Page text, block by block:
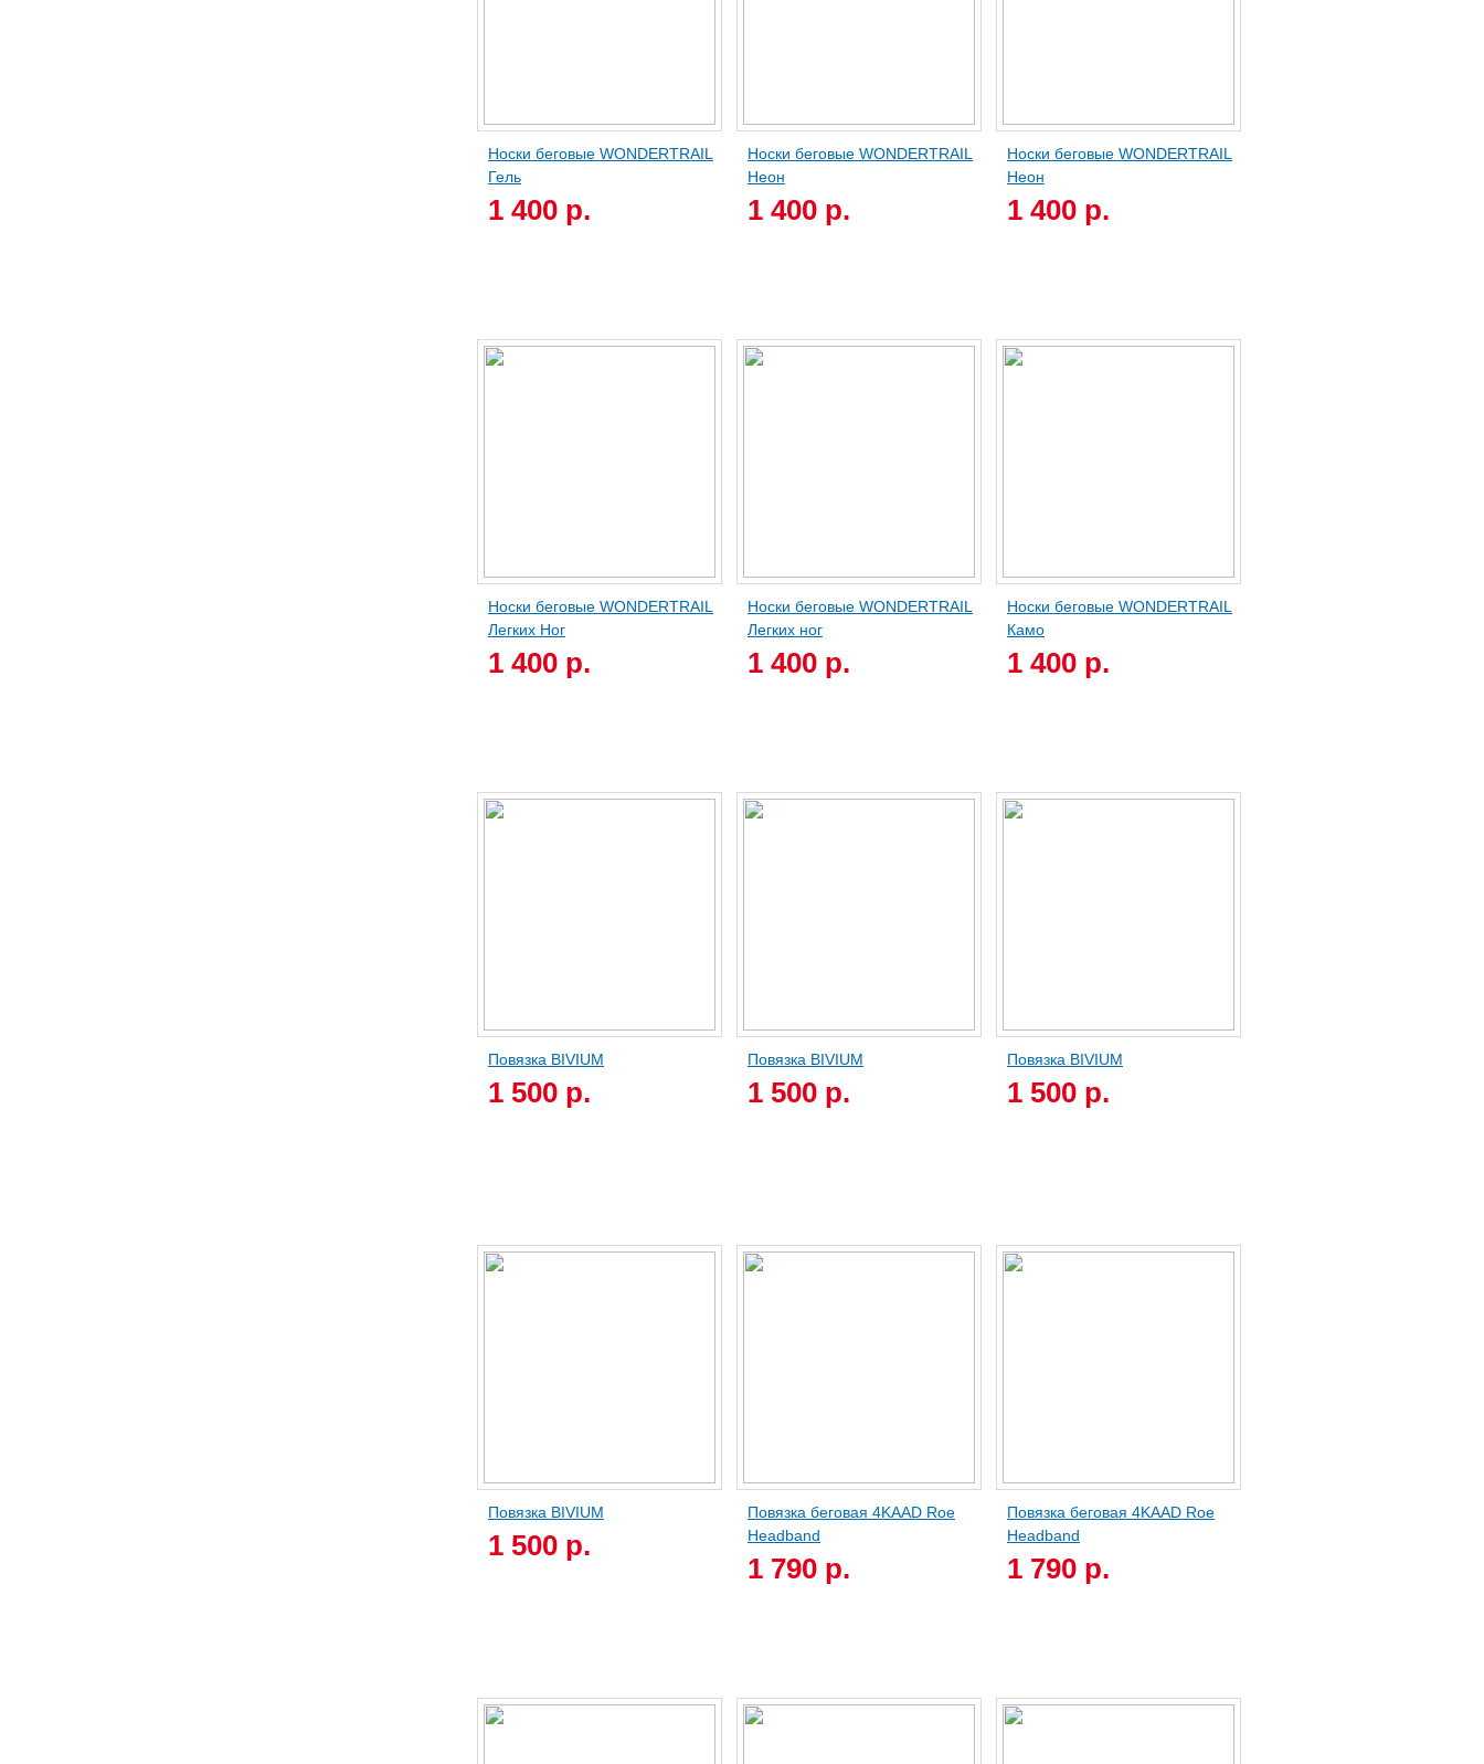
Носки беговые WONDERTRAIL
Гель
1 400 р.
Носки беговые WONDERTRAIL
Неон
1 400 р.
Носки беговые WONDERTRAIL
Неон
1 400 р.
Носки беговые WONDERTRAIL
Легких Ног
1 400 р.
Носки беговые WONDERTRAIL
Легких ног
1 400 р.
Носки беговые WONDERTRAIL
Камо
1 400 р.
Повязка BIVIUM
1 500 р.
Повязка BIVIUM
1 500 р.
Повязка BIVIUM
1 500 р.
Повязка BIVIUM
1 500 р.
Повязка беговая 4KAAD Roe
Headband
1 790 р.
Повязка беговая 4KAAD Roe
Headband
1 790 р.